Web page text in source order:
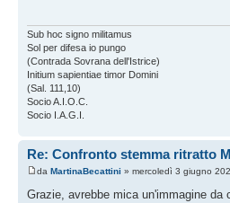
Sub hoc signo militamus
Sol per difesa io pungo
(Contrada Sovrana dell'Istrice)
Initium sapientiae timor Domini
(Sal. 111,10)
Socio A.I.O.C.
Socio I.A.G.I.
Re: Confronto stemma ritratto
da MartinaBecattini » mercoledì 3 giugno
Grazie, avrebbe mica un'immagine da